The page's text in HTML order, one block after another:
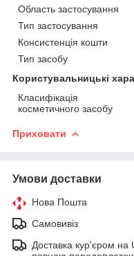
Область застосування
Тип застосування
Консистенція кошти
Тип засобу
Користувальницькі
Класифікація
косметичного засобу
Приховати
Умови доставки
Нова Пошта
Самовивіз
Доставка кур'єром на